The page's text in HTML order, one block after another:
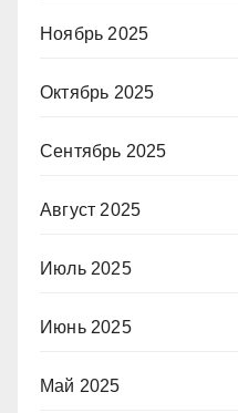
Ноябрь 2025
Октябрь 2025
Сентябрь 2025
Август 2025
Июль 2025
Июнь 2025
Май 2025